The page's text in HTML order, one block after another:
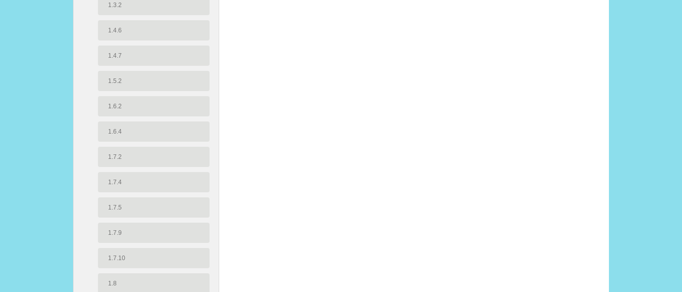
1.3.2
1.4.6
1.4.7
1.5.2
1.6.2
1.6.4
1.7.2
1.7.4
1.7.5
1.7.9
1.7.10
1.8